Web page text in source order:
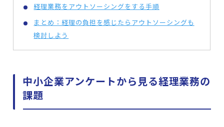
経理業務をアウトソーシングをする手順
まとめ：経理の負担を感じたらアウトソーシングも
検討しよう
中小企業アンケートから見る経理業務の
課題